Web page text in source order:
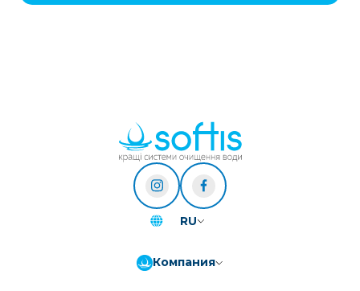
RU
Компания